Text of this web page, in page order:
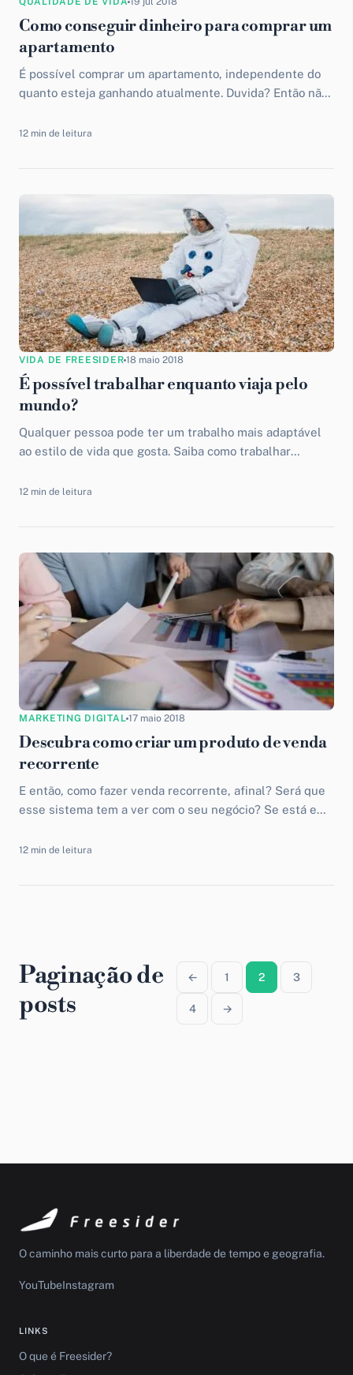
Como conseguir dinheiro para comprar um
apartamento
É possível comprar um apartamento, independente do
quanto esteja ganhando atualmente. Duvida? Então não
12 min de leitura
VIDA DE FREESIDER 18 maio 2018
É possível trabalhar enquanto viaja pelo
mundo?
Qualquer pessoa pode ter um trabalho mais adaptável
ao estilo de vida que gosta. Saiba como trabalhar
liberdade.
12 min de leitura
MARKETING DIGITAL 17 maio 2018
Descubra como criar um produto de venda
recorrente
E então, como fazer venda recorrente, afinal? Será que
esse sistema tem a ver com o seu negócio? Se está em
modelo, não deixe de acompanhar o artigo de hoje. Ele
12 min de leitura
Paginação de
posts
← 1 2 3
4 →
O caminho mais curto para a liberdade de tempo e geografia.
YouTubeInstagram
LINKS
O que é Freesider?